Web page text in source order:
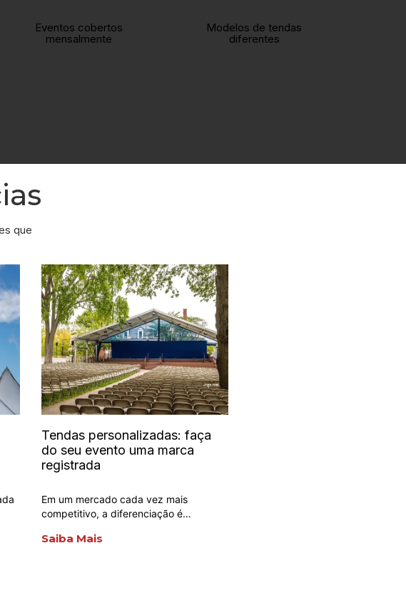
+20
Eventos cobertos
mensalmente
+20
Modelos de tendas
diferentes
que
Tendas personalizadas: faça
do seu evento uma marca
registrada
Em um mercado cada vez mais
competitivo, a diferenciação é…
Saiba Mais